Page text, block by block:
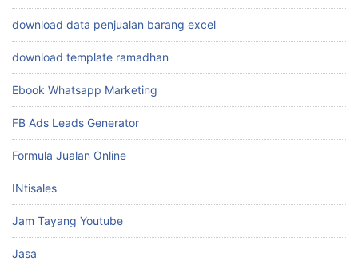
download data penjualan barang excel
download template ramadhan
Ebook Whatsapp Marketing
FB Ads Leads Generator
Formula Jualan Online
INtisales
Jam Tayang Youtube
Jasa